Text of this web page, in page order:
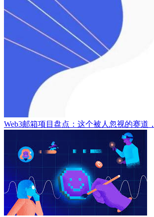
Web3邮箱项目盘点：这个被人忽视的赛道